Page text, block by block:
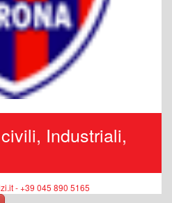
Industriali,
- +39 045 890 5165